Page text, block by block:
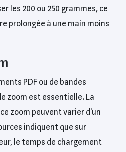
les 200 ou 250 grammes, ce
prolongée à une main moins
PDF ou de bandes
zoom est essentielle. La
zoom peuvent varier d'un
indiquent que sur
le temps de chargement